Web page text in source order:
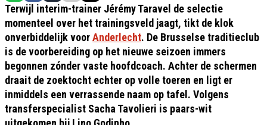
Terwijl interim-trainer Jérémy Taravel de selectie
momenteel over het trainingsveld jaagt, tikt de klok
onverbiddelijk voorAnderlecht. De Brusselse traditieclub
is de voorbereiding op het nieuwe seizoen immers
begonnen zónder vaste hoofdcoach. Achter de schermen
draait de zoektocht echter op volle toeren en ligt er
inmiddels een verrassende naam op tafel. Volgens
transferspecialist Sacha Tavolieri is paars-wit